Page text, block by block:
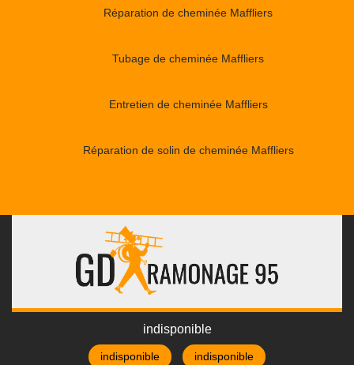
Réparation de cheminée Maffliers
Tubage de cheminée Maffliers
Entretien de cheminée Maffliers
Réparation de solin de cheminée Maffliers
indisponible
indisponible indisponible